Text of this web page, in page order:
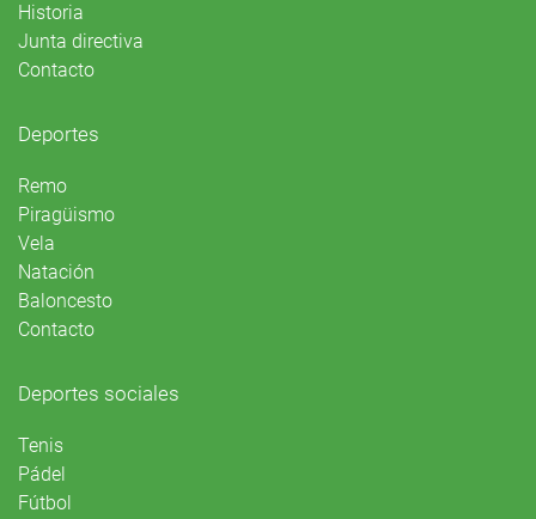
Historia
Junta directiva
Contacto
Deportes
Remo
Piragüismo
Vela
Natación
Baloncesto
Contacto
Deportes sociales
Tenis
Pádel
Fútbol